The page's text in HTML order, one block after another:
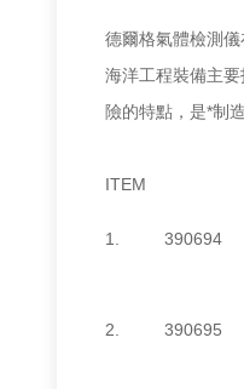
德爾格氣體檢測
海洋工程裝備主要
險的特點，是*制造
ITEM
1. 390694
2. 390695